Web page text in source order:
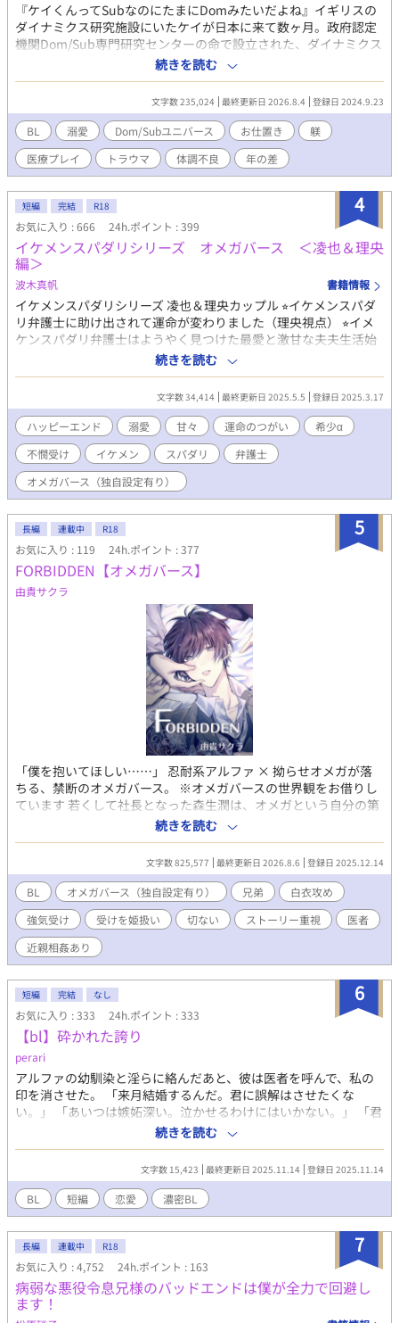
『ケイくんってSubなのにたまにDomみたいだよね』イギリスの
ダイナミクス研究施設にいたケイが日本に来て数ヶ月。政府認定
機関Dom/Sub専門研究センターの命で設立された、ダイナミクス
科のある総合病院は2年前、付属の小児訓練施設「聖フィリア学
園」を立ち上げた。『ケイくんは特別だからね、この事は他の人
にバレちゃいけないんだよ。だから頑張ってコントロールしなき
ゃ』 学園では今日もお医者さんたちと思春期真っ只中の子供たち
が、濃厚でSっ気たっぷりな特殊プレイ中！Domのお医者さんと
Subの子供たちの日常の物語。 ※なんちゃって医療モノ。トラウ
マ表現あり。 Dom/Subユニバースにオリジナル設定あり。
続きを読む
文字数 235,024 最終更新日 2026.8.4 登録日 2024.9.23
BL 溺愛 Dom/Subユニバース お仕置き
躾
医療プレイ
トラウマ 体調不良 年の差
4
短編 完結 R18
お気に入り : 666 24h.ポイント : 399
イケメンスパダリシリーズ オメガバース ＜凌也＆理央
編＞
波木真帆 書籍情報
イケメンスパダリシリーズ 凌也＆理央カップル ⭐︎イケメンスパダ
リ弁護士に助け出されて運命が変わりました（理央視点） ⭐︎イメ
ケンスパダリ弁護士はようやく見つけた最愛と激甘な夫夫生活始
めます（凌也視点） のお話のカップルでオメガバース編となりま
す。 ＜あらすじ＞ 十歳のバース検査でΩでもβでもない不確定βと
言われた理央。 十八歳の再検査も不確定βの診断が下されて、専
門病院で再検査を行うことに。 しかし、病院に行く途中で人生初
のヒートを起こしてしまった。 そこに居合わせた医者と警察のコ
ンビに保護されて病院に行くと、そこで運命と出会い……。 αの
中でも数％しかいない希少αと不確定βと言い続けられていた施設
育ちの可哀想なΩのお話。もちろんハッピーエンドです！ ※オメ
ガバースの世界線なので出会いそのほかは現実編とは異なります
続きを読む
文字数 34,414 最終更新日 2025.5.5 登録日 2025.3.17
ハッピーエンド 溺愛 甘々 運命のつがい
希少α
不憫受け
イケメン スパダリ
弁護士
オメガバース（独自設定有り）
5
長編 連載中 R18
お気に入り : 119 24h.ポイント : 377
FORBIDDEN【オメガバース】
由貴サクラ
「僕を抱いてほしい……」 忍耐系アルファ × 拗らせオメガが落
ちる、禁断のオメガバース。 ※オメガバースの世界観をお借りし
ています 若くして社長となった森生潤は、オメガという自分の第
二の性を受け入れられず、長年、抑制剤で本能を押し込めてき
た。 だが体調は限界に達し、主治医から告げられたのは—— 「治
療のために、一度発情期を起こすしかない」 という決断。 仕事は
正念場、身体はもうもたない。 気になる相手はいたが、一歩は踏
み出せない。関係を壊したくない。 しかし、そんな潤を長く支え
てきたひとりの、ただ守るつもりだった境界が、静かに、そして
不可避に、揺らぎ始めていく。 本能が崩れ落ちる時、潤が堕ちる
のは——。 すれ違いと本能が絡み合う、大人のオメガバース。
✼••┈┈┈┈┈┈┈┈┈┈┈┈┈┈┈••✼ オメガバースに若干の独
別の話です。こちらのみでもお楽しみいただけます。性描写が入
る回は★を付けますので参考になさってください。 タイトルの
「FORBIDDEN」は「禁じられた」「禁断の」といった感じの意
味。 話が進むにつれ近親相姦の要素が強めになりますので、苦手
な方は回避ください。
続きを読む
文字数 825,577 最終更新日 2026.8.6 登録日 2025.12.14
BL オメガバース（独自設定有り） 兄弟
白衣攻め
強気受け
受けを姫扱い 切ない ストーリー重視
医者
近親相姦あり
6
短編 完結 なし
お気に入り : 333 24h.ポイント : 333
【bl】砕かれた誇り
perari
アルファの幼馴染と淫らに絡んだあと、彼は医者を呼んで、私の
印を消させた。 「来月結婚するんだ。君に誤解はさせたくな
い。」 「あいつは嫉妬深い。泣かせるわけにはいかない。」 「君
ももう年頃の残り物のオメガだろ？ 俺の印をつけたまま、他の
アルファとお見合いするなんてありえない。」 彼は冷たく、けれ
どどこか薄情な笑みを浮かべながら、一枚の小切手を私に投げ渡
す。 「長い間、俺に従ってきたんだから、君を傷つけたりはしな
い。」 「結婚の日には招待状を送る。必ず来て、席につけよ。」
--- いくつかのコメントを拝見し、大変申し訳なく思っておりま
す。 私は現在日本語を勉強しており、この文章はAI作品ではあり
ませんが、 一部に翻訳ソフトを使用しています。 もし読んでくだ
さる中で日本語のおかしな点をご指摘いただけましたら、 本当に
ありがたく思います。
続きを読む
文字数 15,423 最終更新日 2025.11.14 登録日 2025.11.14
BL 短編 恋愛 濃密BL
7
長編 連載中 R18
お気に入り : 4,752 24h.ポイント : 163
病弱な悪役令息兄様のバッドエンドは僕が全力で回避し
ます！